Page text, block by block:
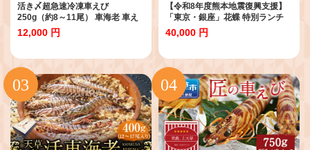
活き〆超急速冷凍車えび
250g（約8～11尾） 車海老 車え
び 車エビ 海老 えび エビ 刺身 刺
し身 真空パック 海鮮 冷凍 熊本県
順次発送予定】
12,000 円
【令和8年度熊本地震復興支援】
「東京・銀座」花蝶 特別ランチ
「上天草会席ペアランチ」コース
お食事券（2名様1組）特別ランチ
ランチ券 お食事券 ランチペア 会
席コース コース料理 上天草市産
魚介類使用 天草とらふぐ 旬 魚介
野菜 料亭 高級料亭 レストラン 老
舗 チケット 食事券 食事 利用券 東
京都 銀座
40,000 円